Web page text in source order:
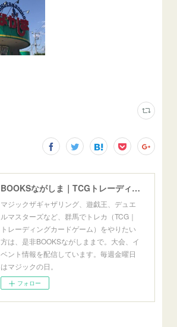
BOOKSながしま｜TCGトレーディングカードゲーム群馬県高崎市
マジックザギャザリング、遊戯王、デュエ
ルマスターズなど、群馬でトレカ（TCG｜
トレーディングカードゲーム）をやりたい
方は、是非BOOKSながしままで。大会、イ
ベント情報を配信しています。毎週金曜日
はマジックの日。
フォロー